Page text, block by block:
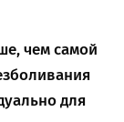
чем самой
для